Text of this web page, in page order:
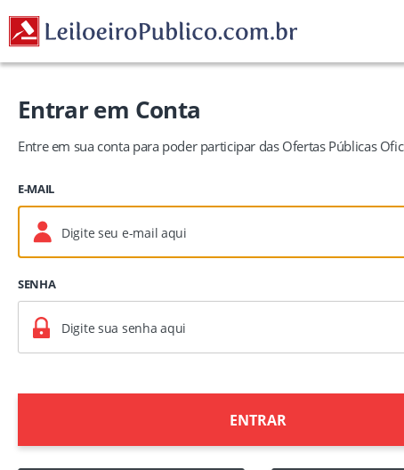
Entrar em Conta
Entre em sua conta para poder participar das Ofertas Públicas
E-MAIL
SENHA
ENTRAR